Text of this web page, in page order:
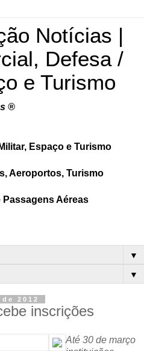
Notícias |
Defesa /
e Turismo
®
Espaço e Turismo
Aeroportos, Turismo
Passagens Aéreas
▼
▼
2012
inscrições
Até 30 de março